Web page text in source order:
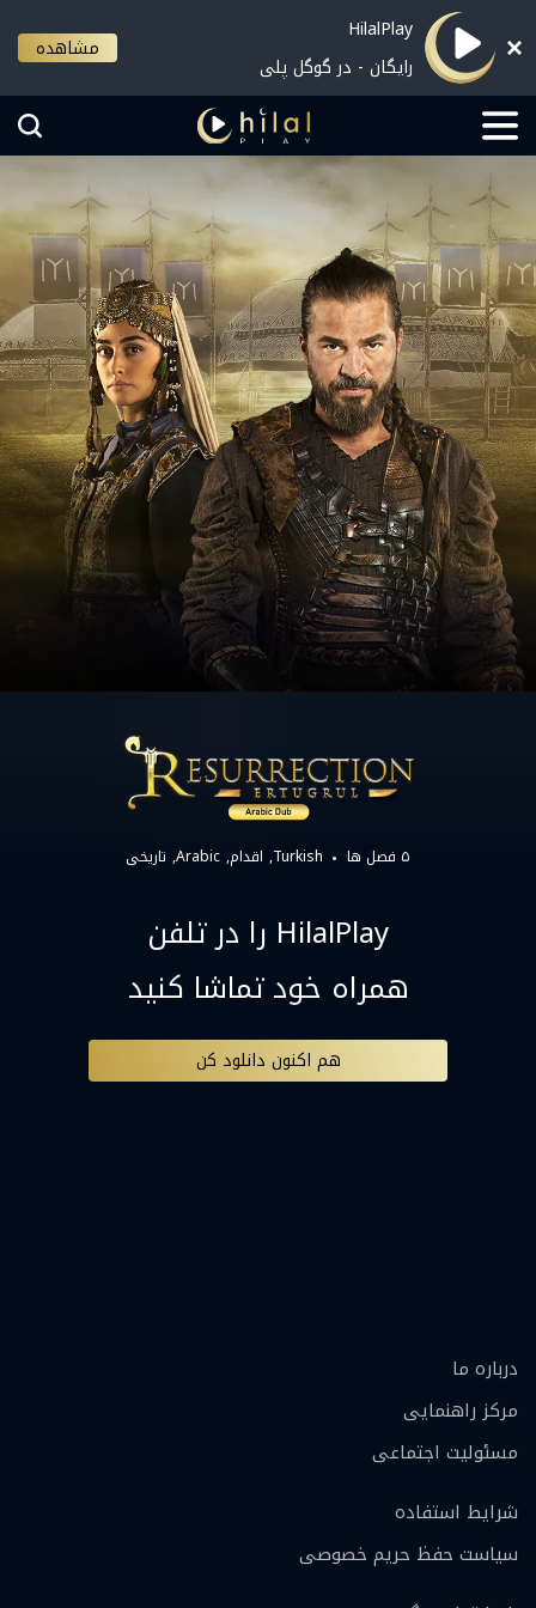
HilalPlay
رایگان - در گوگل پلی
مشاهده
۵ فصل ها Turkish اقدام Arabic تاریخی
HilalPlay را در تلفن
همراه خود تماشا کنید
هم اکنون دانلود کن
درباره ما
مرکز راهنمایی
مسئولیت اجتماعی
شرایط استفاده
سیاست حفظ حریم خصوصی